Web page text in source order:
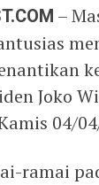
–
Joko
04/
ramai